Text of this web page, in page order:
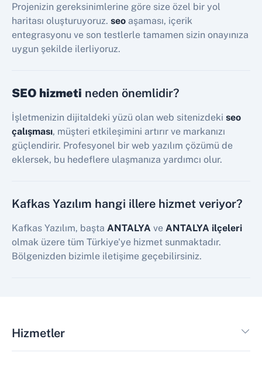
Projenizin gereksinimlerine göre size özel bir yol
haritası oluşturuyoruz. seo aşaması, içerik
entegrasyonu ve son testlerle tamamen sizin onayınıza
uygun şekilde ilerliyoruz.
SEO hizmeti neden önemlidir?
İşletmenizin dijitaldeki yüzü olan web sitenizdeki seo
çalışması, müşteri etkileşimini artırır ve markanızı
güçlendirir. Profesyonel bir web yazılım çözümü de
eklersek, bu hedeflere ulaşmanıza yardımcı olur.
Kafkas Yazılım hangi illere hizmet veriyor?
Kafkas Yazılım, başta ANTALYA ve ANTALYA ilçeleri
olmak üzere tüm Türkiye'ye hizmet sunmaktadır.
Bölgenizden bizimle iletişime geçebilirsiniz.
Hizmetler